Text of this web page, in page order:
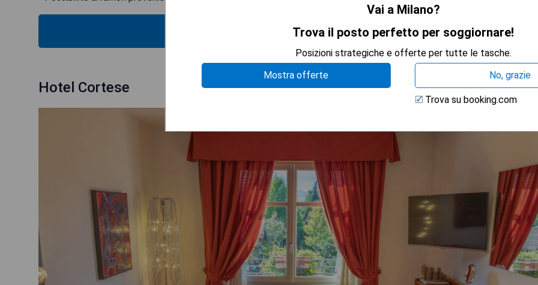
MOSTRA I PREZZI
Hotel Cortese
Vai a Milano?
Trova il posto perfetto per soggiornare!
Posizioni strategiche e offerte per tutte le tasche.
Mostra offerte
No, grazie
Trova su booking.com